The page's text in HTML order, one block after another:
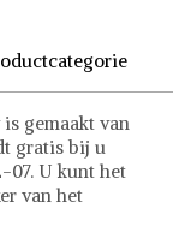
gemaakt van
gratis bij u
07. U kunt het
van het